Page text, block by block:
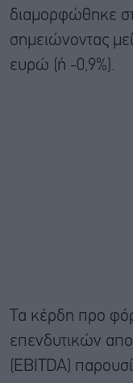
διαμορφώθηκε
σημειώνοντας
ευρώ (ή -0,9%).
Τα κέρδη προ
επενδυτικών
(EBITDA)